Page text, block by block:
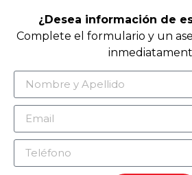
¿Desea información de
Complete el formulario y un